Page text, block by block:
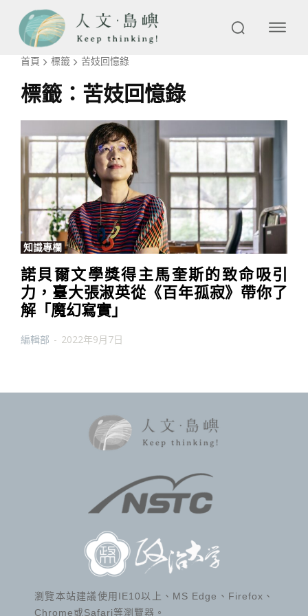
首頁 標籤 苦妓回憶錄
標籤： 苦妓回憶錄
知識專欄
諾貝爾文學獎得主馬奎斯的致命吸引
力，臺大張淑英從《百年孤寂》帶你了
解「魔幻寫實」
編輯部 - 2022年9月7日
瀏覽本站建議使用IE10以上、MS Edge、Firefox、
Chrome或Safari等瀏覽器。